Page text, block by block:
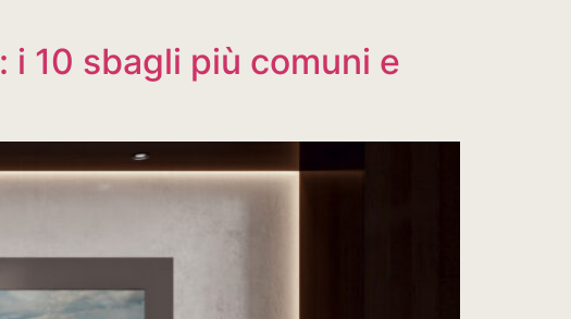
i 10 sbagli più comuni e